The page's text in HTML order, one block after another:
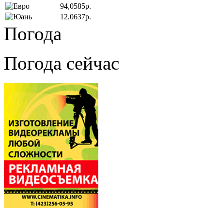
94,0585р.
12,0637р.
Погода
Погода сейчас